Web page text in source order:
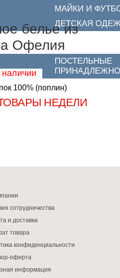
МАЙКИ И
ДЕТСКАЯ
ПОСТЕЛЬНЫЕ
НЕДЕЛИ
белье из
Офелия
100% (поплин)
сотрудничества
и доставка
товара
конфиденциальности
оферта
информация